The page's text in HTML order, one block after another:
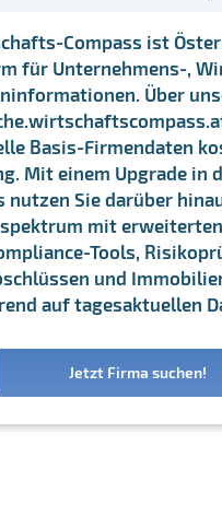
Compass ist
für Unternehmens-,
Über
Basis-Firmendaten
Mit einem Upgrade in
nutzen Sie darüber
mit
Tools,
und
auf tagesaktuellen
Jetzt Firma suchen!